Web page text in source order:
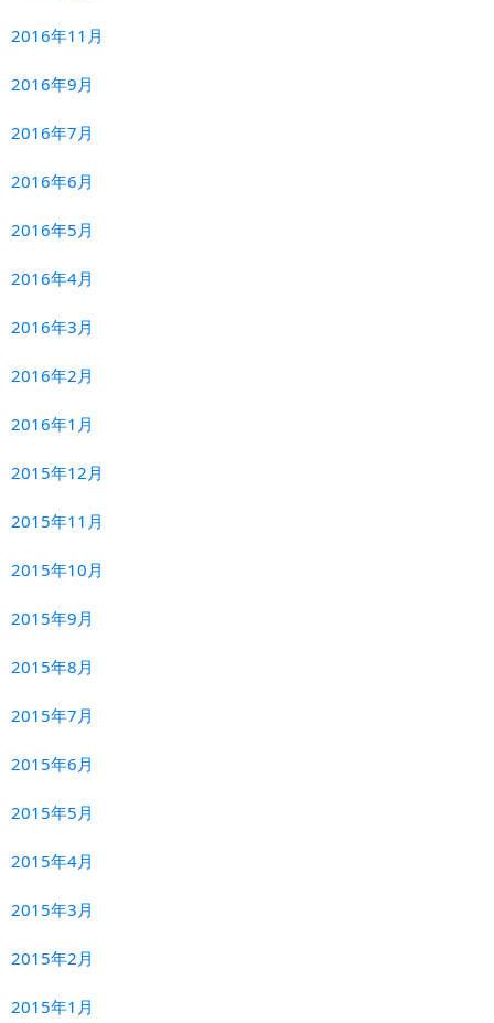
2016年11月
2016年9月
2016年7月
2016年6月
2016年5月
2016年4月
2016年3月
2016年2月
2016年1月
2015年12月
2015年11月
2015年10月
2015年9月
2015年8月
2015年7月
2015年6月
2015年5月
2015年4月
2015年3月
2015年2月
2015年1月